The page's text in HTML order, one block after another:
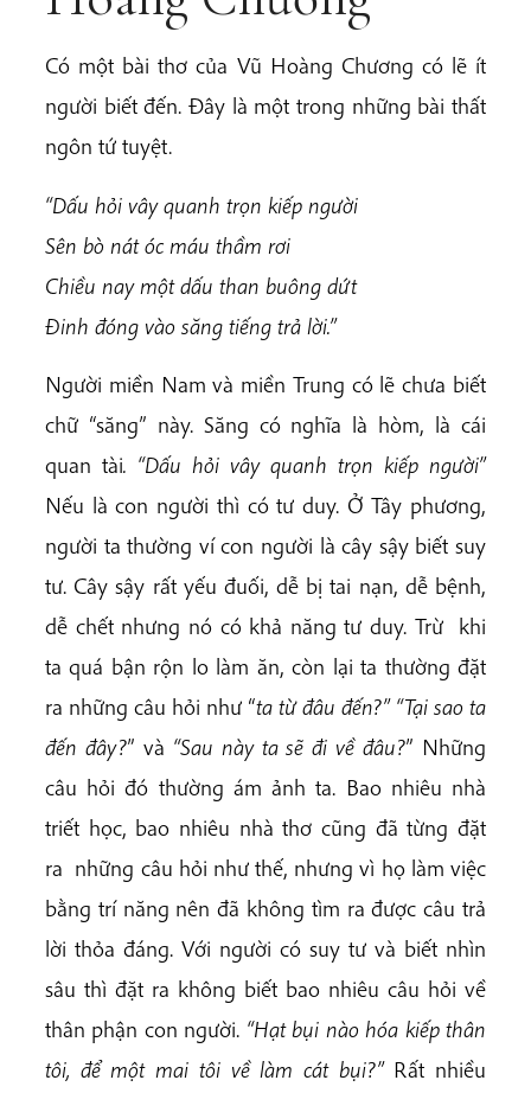
Có một bài thơ của Vũ Hoàng Chương có lẽ ít
người biết đến. Đây là một trong những bài thất
ngôn tứ tuyệt.
“Dấu hỏi vây quanh trọn kiếp người
Sên bò nát óc máu thầm rơi
Chiều nay một dấu than buông dứt
Đinh đóng vào săng tiếng trả lời.”
Người miền Nam và miền Trung có lẽ chưa biết
chữ “săng” này. Săng có nghĩa là hòm, là cái
quan tài. “Dấu hỏi vây quanh trọn kiếp người”
Nếu là con người thì có tư duy. Ở Tây phương,
người ta thường ví con người là cây sậy biết suy
tư. Cây sậy rất yếu đuối, dễ bị tai nạn, dễ bệnh,
dễ chết nhưng nó có khả năng tư duy. Trừ khi
ta quá bận rộn lo làm ăn, còn lại ta thường đặt
ra những câu hỏi như “ta từ đâu đến?” “Tại sao ta
đến đây?” và “Sau này ta sẽ đi về đâu?” Những
câu hỏi đó thường ám ảnh ta. Bao nhiêu nhà
triết học, bao nhiêu nhà thơ cũng đã từng đặt
ra những câu hỏi như thế, nhưng vì họ làm việc
bằng trí năng nên đã không tìm ra được câu trả
lời thỏa đáng. Với người có suy tư và biết nhìn
sâu thì đặt ra không biết bao nhiêu câu hỏi về
thân phận con người. “Hạt bụi nào hóa kiếp thân
tôi, để một mai tôi về làm cát bụi?”Rất nhiều